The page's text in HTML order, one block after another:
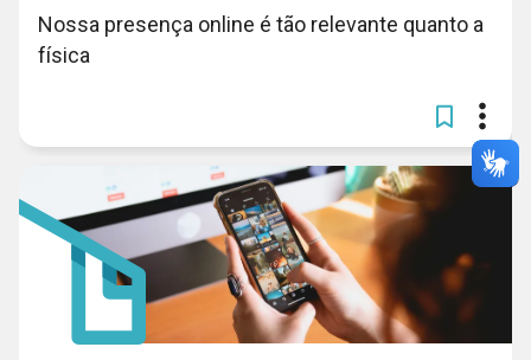
Nossa presença online é tão relevante quanto a
física